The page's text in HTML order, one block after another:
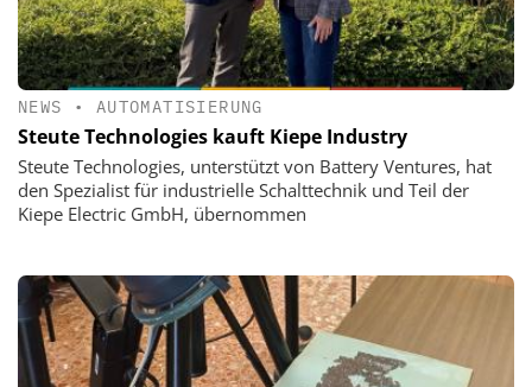
NEWS • AUTOMATISIERUNG
Steute Technologies kauft Kiepe Industry
Steute Technologies, unterstützt von Battery Ventures, hat
den Spezialist für industrielle Schalttechnik und Teil der
Kiepe Electric GmbH, übernommen